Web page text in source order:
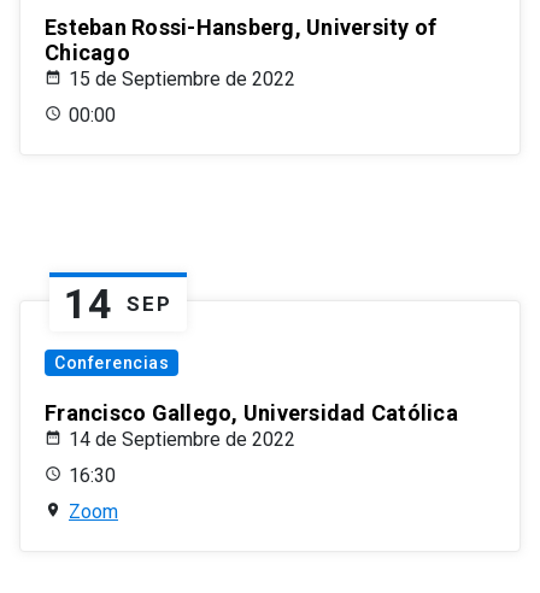
Esteban Rossi-Hansberg, University of
Chicago
15 de Septiembre de 2022
00:00
14 SEP
Conferencias
Francisco Gallego, Universidad Católica
14 de Septiembre de 2022
16:30
Zoom